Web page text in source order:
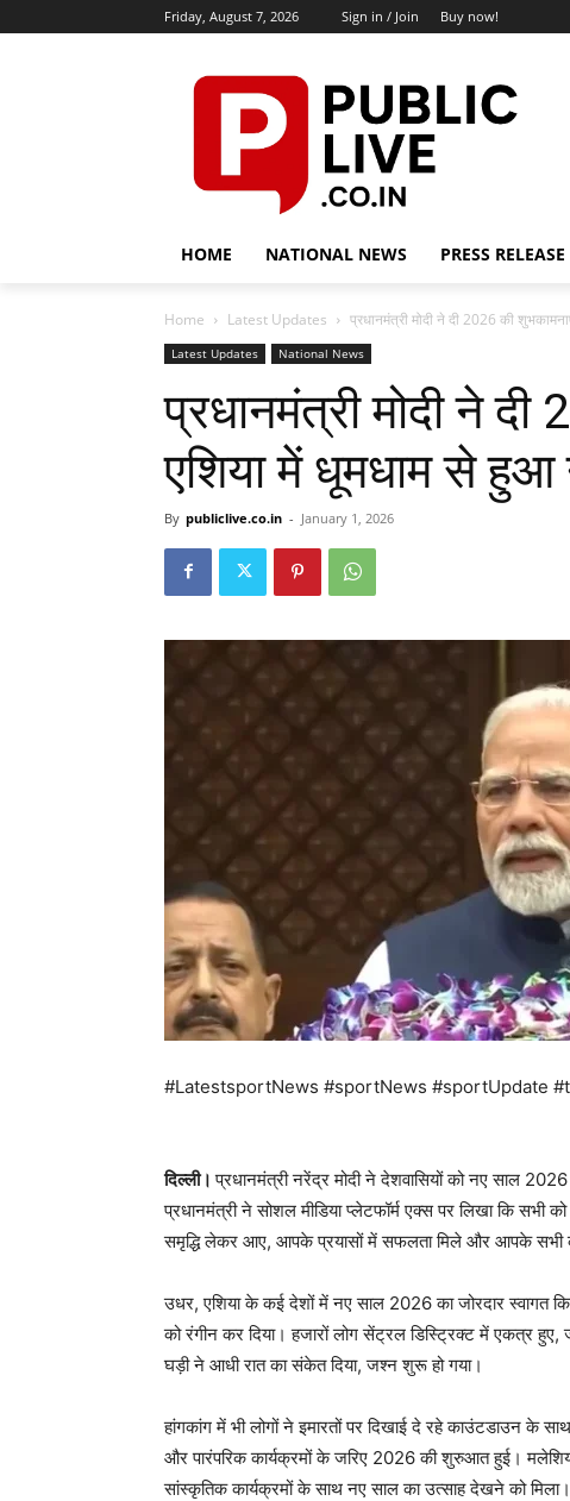
Friday, August 7, 2026 Sign in / Join Buy now!
HOME NATIONAL NEWS PRESS RELEASE
Home Latest Updates प्रधानमंत्री मोदी ने दी 2026 की
Latest Updates National News
प्रधानमंत्री मोदी ने
एशिया में धूमधाम से हुआ
By publiclive.co.in - January 1, 2026
#LatestsportNews #sportNews #sportUpdate
दिल्ली।प्रधानमंत्री नरेंद्र मोदी ने देशवासियों को नए साल
प्रधानमंत्री ने सोशल मीडिया प्लेटफॉर्म एक्स पर लिखा कि सभी
समृद्धि लेकर आए, आपके प्रयासों में सफलता मिले और आपके सभी
उधर, एशिया के कई देशों में नए साल 2026 का जोरदार स्वागत
को रंगीन कर दिया। हजारों लोग सेंट्रल डिस्ट्रिक्ट में एकत्र
घड़ी ने आधी रात का संकेत दिया, जश्न शुरू हो गया।
हांगकांग में भी लोगों ने इमारतों पर दिखाई दे रहे काउंटडाउन के
और पारंपरिक कार्यक्रमों के जरिए 2026 की शुरुआत हुई।
सांस्कृतिक कार्यक्रमों के साथ नए साल का उत्साह देखने को मिला।